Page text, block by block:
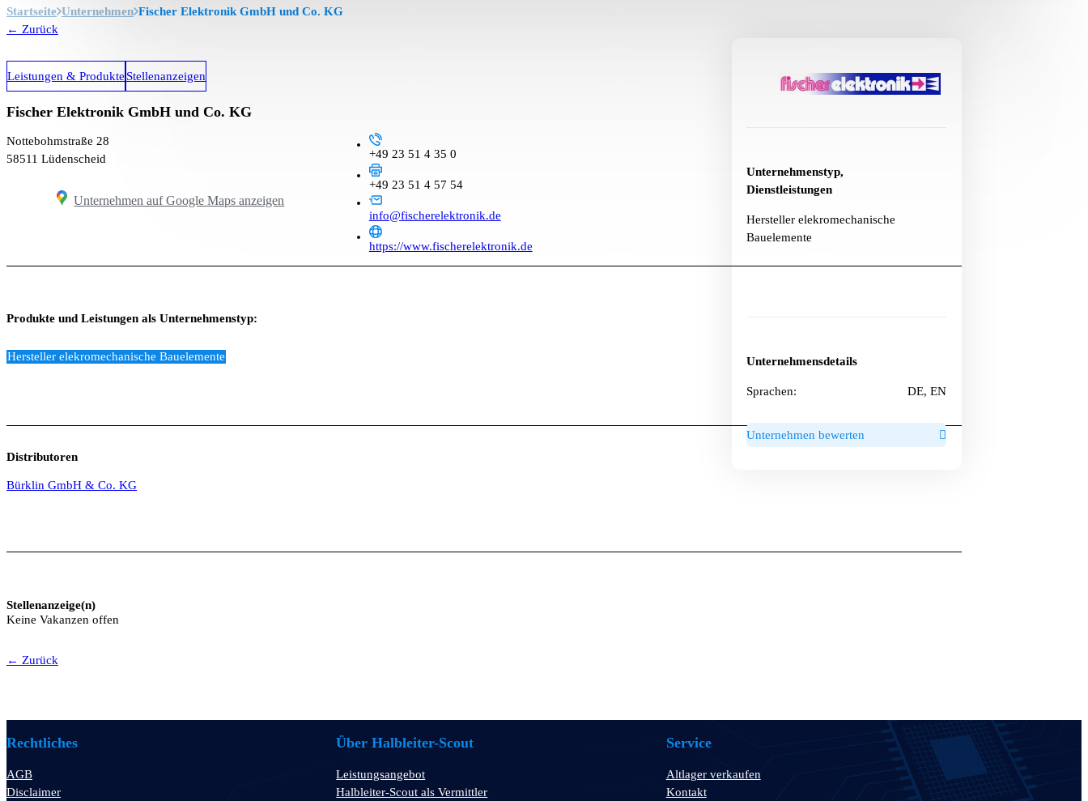
Startseite Unternehmen Fischer Elektronik GmbH und Co. KG
← Zurück
Leistungen & Produkte Stellenanzeigen
Fischer Elektronik GmbH und Co. KG
Nottebohmstraße 28
58511 Lüdenscheid
Unternehmen auf Google Maps anzeigen
+49 23 51 4 35 0
+49 23 51 4 57 54
info@fischerelektronik.de
https://www.fischerelektronik.de
Produkte und Leistungen als Unternehmenstyp:
Hersteller elekromechanische Bauelemente
Distributoren
Bürklin GmbH & Co. KG
Unternehmenstyp,
Dienstleistungen
Hersteller elekromechanische
Bauelemente
Unternehmensdetails
Sprachen: DE, EN
Unternehmen bewerten
Stellenanzeige(n)
Keine Vakanzen offen
← Zurück
Rechtliches
AGB
Disclaimer
Über Halbleiter-Scout
Leistungsangebot
Halbleiter-Scout als Vermittler
Service
Altlager verkaufen
Kontakt